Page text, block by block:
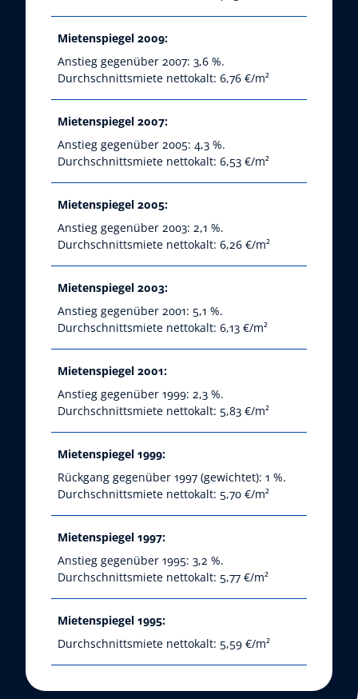
Mietenspiegel 2009:
Anstieg gegenüber 2007: 3,6 %.
Durchschnittsmiete nettokalt: 6,76 €/m²
Mietenspiegel 2007:
Anstieg gegenüber 2005: 4,3 %.
Durchschnittsmiete nettokalt: 6,53 €/m²
Mietenspiegel 2005:
Anstieg gegenüber 2003: 2,1 %.
Durchschnittsmiete nettokalt: 6,26 €/m²
Mietenspiegel 2003:
Anstieg gegenüber 2001: 5,1 %.
Durchschnittsmiete nettokalt: 6,13 €/m²
Mietenspiegel 2001:
Anstieg gegenüber 1999: 2,3 %.
Durchschnittsmiete nettokalt: 5,83 €/m²
Mietenspiegel 1999:
Rückgang gegenüber 1997 (gewichtet): 1 %.
Durchschnittsmiete nettokalt: 5,70 €/m²
Mietenspiegel 1997:
Anstieg gegenüber 1995: 3,2 %.
Durchschnittsmiete nettokalt: 5,77 €/m²
Mietenspiegel 1995:
Durchschnittsmiete nettokalt: 5,59 €/m²